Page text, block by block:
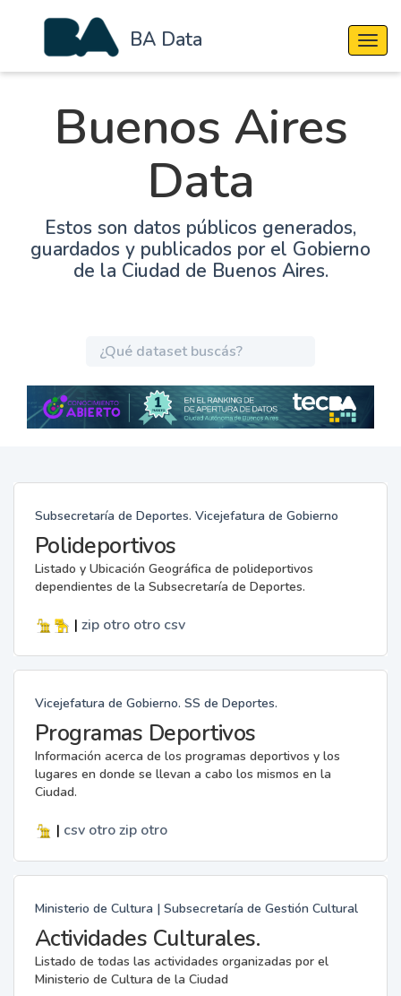
BA Data
Buenos Aires
Data
Estos son datos públicos generados,
guardados y publicados por el Gobierno
de la Ciudad de Buenos Aires.
Subsecretaría de Deportes. Vicejefatura de Gobierno
Polideportivos
Listado y Ubicación Geográfica de polideportivos
dependientes de la Subsecretaría de Deportes.
| zip otro otro csv
Vicejefatura de Gobierno. SS de Deportes.
Programas Deportivos
Información acerca de los programas deportivos y los
lugares en donde se llevan a cabo los mismos en la
Ciudad.
| csv otro zip otro
Ministerio de Cultura | Subsecretaría de Gestión Cultural
Actividades Culturales.
Listado de todas las actividades organizadas por el
Ministerio de Cultura de la Ciudad